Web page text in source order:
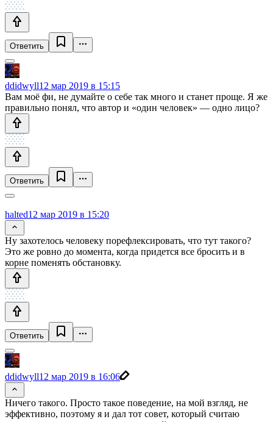
Ответить
ddidwyll12 мар 2019 в 15:15
Вам моё фи, не думайте о себе так много и станет проще. Я же
правильно понял, что автор и «один человек» — одно лицо?
Ответить
halted12 мар 2019 в 15:20
Ну захотелось человеку порефлексировать, что тут такого?
Это же ровно до момента, когда придется все бросить и в
корне поменять обстановку.
Ответить
ddidwyll12 мар 2019 в 16:06
Ничего такого. Просто такое поведение, на мой взгляд, не
эффективно, поэтому я и дал тот совет, который считаю